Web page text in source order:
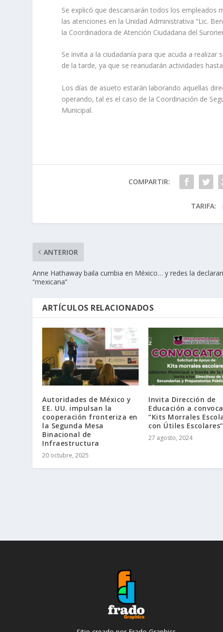
Se explicó que descansarán todos los empleados
las atenciones en la Unidad Administrativa “Lic.
la Coordinadora de Atención Ciudadana del
Se invita a la ciudadanía para que acuda a
de la tarde, ya que se reanudarán actividades
Los días de asueto estarán laborando aquellas
operando, tal es el caso de la Coordinación de
Municipal.
COMPARTIR:
TARIFA:
ANTERIOR
Anne Hathaway baila cumbia en México… y redes la declaran
“mexicana”
ARTÍCULOS RELACIONADOS
Autoridades de México y
EE. UU. impulsan la
cooperación fronteriza en
la Segunda Mesa
Binacional de
Infraestructura
20 octubre, 2025
Invita Dirección de
Educación a
“Kits Morrales
con Útiles Escolares”
27 agosto, 2024